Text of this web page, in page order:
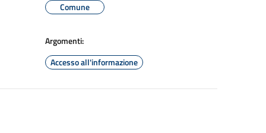
Comune
Argomenti:
Accesso all'informazione